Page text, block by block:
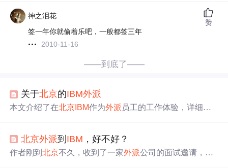
神之泪花
签一年你就偷着乐吧，一般都签三年
2010-11-16
赞
——到底了——
关于北京的IBM外派
本文介绍了在北京 IBM作为外派 员工的工作体验，详细对
北京外派到 IBM ，好不好？
作者刚到北京不久，收到了一家外派公司的面试邀请，将